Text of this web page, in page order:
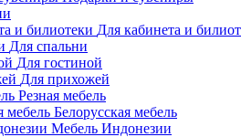
Для кабинета и
Для спальни
Для гостиной
Для прихожей
Резная мебель
Белорусская мебель
Мебель Индонезии